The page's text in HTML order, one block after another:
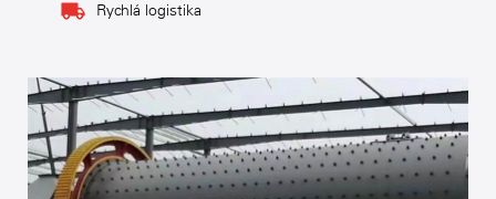
kuličkový mlýn pro broušení surovin po
Rychlá logistika